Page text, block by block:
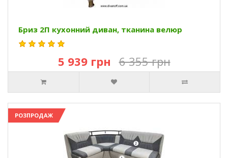
Бриз 2П кухонний диван, тканина велюр
5 939 грн 6 355 грн
РОЗПРОДАЖ